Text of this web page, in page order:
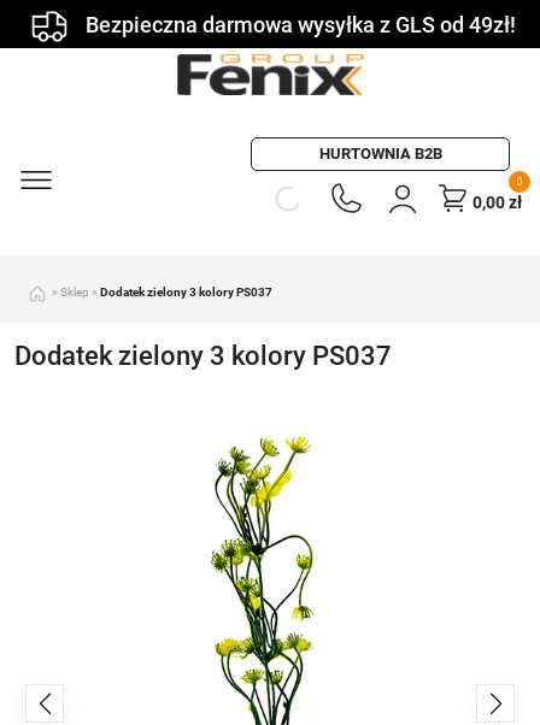
Bezpieczna darmowa wysyłka z GLS od 49zł!
HURTOWNIA B2B
0
0,00zł
» Sklep » Dodatek zielony 3 kolory PS037
Dodatek zielony 3 kolory PS037